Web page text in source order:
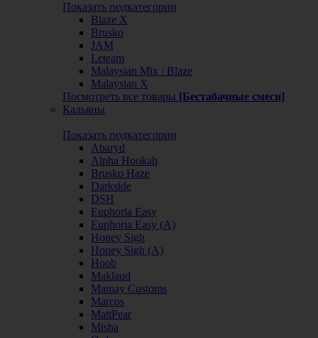
Показать подкатегории
Blaze X
Brusko
JAM
Leteam
Malaysian Mix / Blaze
Malaysian X
Посмотреть все товары [Бестабачные смеси]
Кальяны
Показать подкатегории
Abaryd
Alpha Hookah
Brusko Haze
Darkside
DSH
Euphoria Easy
Euphoria Easy (А)
Honey Sigh
Honey Sigh (А)
Hoob
Maklaud
Mamay Customs
Marcos
MattPear
Misha